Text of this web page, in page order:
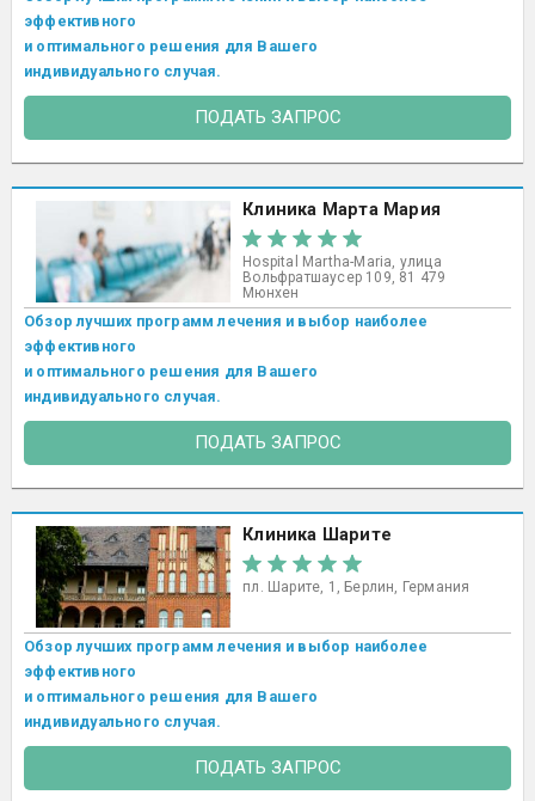
эффективного
и оптимального решения для Вашего
индивидуального случая.
ПОДАТЬ ЗАПРОС
Клиника Марта Мария
Hospital Martha-Maria, улица
Вольфратшаусер 109, 81 479
Мюнхен
Обзор лучших программ лечения и выбор наиболее
эффективного
и оптимального решения для Вашего
индивидуального случая.
ПОДАТЬ ЗАПРОС
Клиника Шарите
пл. Шарите, 1, Берлин, Германия
Обзор лучших программ лечения и выбор наиболее
эффективного
и оптимального решения для Вашего
индивидуального случая.
ПОДАТЬ ЗАПРОС